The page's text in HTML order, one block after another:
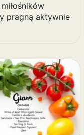
pragną aktywnie